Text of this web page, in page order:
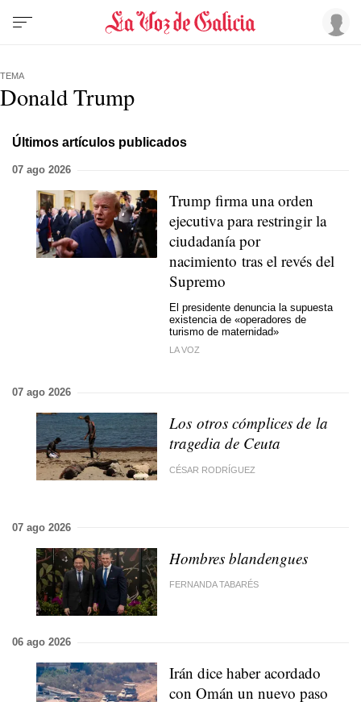
TEMA
Donald Trump
Últimos artículos publicados
07 ago 2026
Trump firma una orden
ejecutiva para restringir la
ciudadanía por
nacimiento tras el revés del
Supremo
El presidente denuncia la supuesta
existencia de «operadores de
turismo de maternidad»
LA VOZ
07 ago 2026
Los otros cómplices de la
tragedia de Ceuta
CÉSAR RODRÍGUEZ
07 ago 2026
Hombres blandengues
FERNANDA TABARÉS
06 ago 2026
Irán dice haber acordado
con Omán un nuevo paso